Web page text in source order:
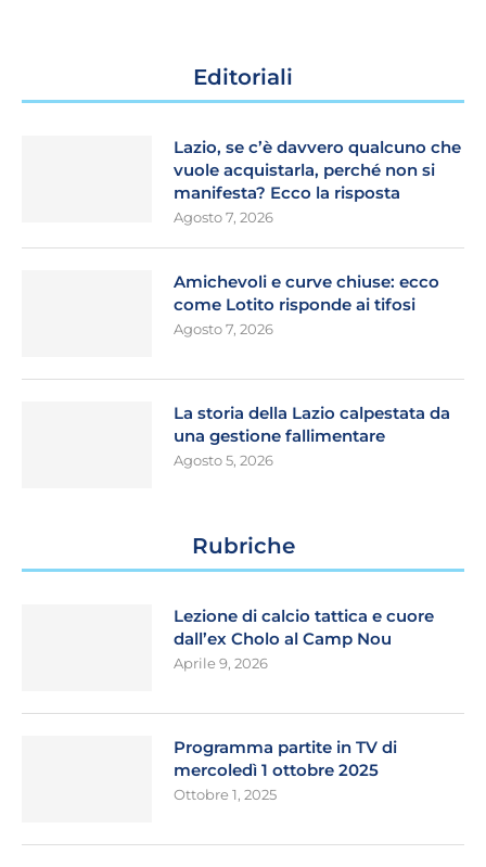
Editoriali
Lazio, se c’è davvero qualcuno che
vuole acquistarla, perché non si
manifesta? Ecco la risposta
Agosto 7, 2026
Amichevoli e curve chiuse: ecco
come Lotito risponde ai tifosi
Agosto 7, 2026
La storia della Lazio calpestata da
una gestione fallimentare
Agosto 5, 2026
Rubriche
Lezione di calcio tattica e cuore
dall’ex Cholo al Camp Nou
Aprile 9, 2026
Programma partite in TV di
mercoledì 1 ottobre 2025
Ottobre 1, 2025